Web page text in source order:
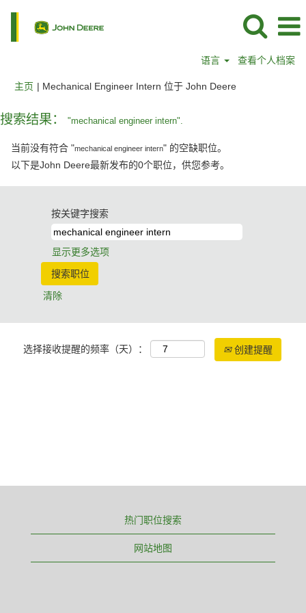
语言 查看个人档案
主页 | Mechanical Engineer Intern 位于 John Deere（当
搜索结果： "mechanical engineer intern".
当前没有符合 "mechanical engineer intern" 的空缺职位。
以下是John Deere最新发布的0个职位，供您参考。
按关键字搜索
显示更多选项
清除
选择接收提醒的频率（天）： 创建提醒
热门职位搜索
网站地图